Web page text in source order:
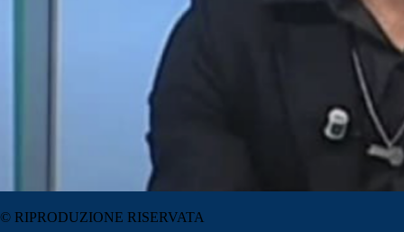
© RIPRODUZIONE RISERVATA